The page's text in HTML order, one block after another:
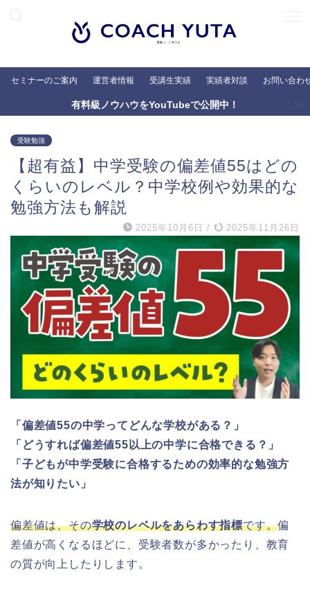
セミナーのご案内 運営者情報 受講生実績 実績者対談 お問い合わ
有料級ノウハウをYouTubeで公開中！
受験勉強
【超有益】中学受験の偏差値55はどの
くらいのレベル？中学校例や効果的な
勉強方法も解説
2025年10月6日 / 2025年11月26日
「偏差値55の中学ってどんな学校がある？」
「どうすれば偏差値55以上の中学に合格できる？」
「子どもが中学受験に合格するための効率的な勉強方
法が知りたい」
偏差値は、その学校のレベルをあらわす指標です。偏
差値が高くなるほどに、受験者数が多かったり、教育
の質が向上したりします。